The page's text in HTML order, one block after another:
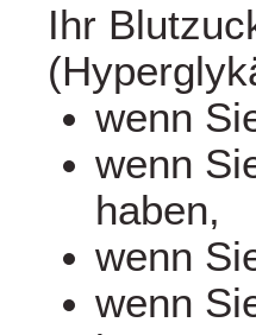
Ihr
wenn
wenn
haben,
wenn
wenn